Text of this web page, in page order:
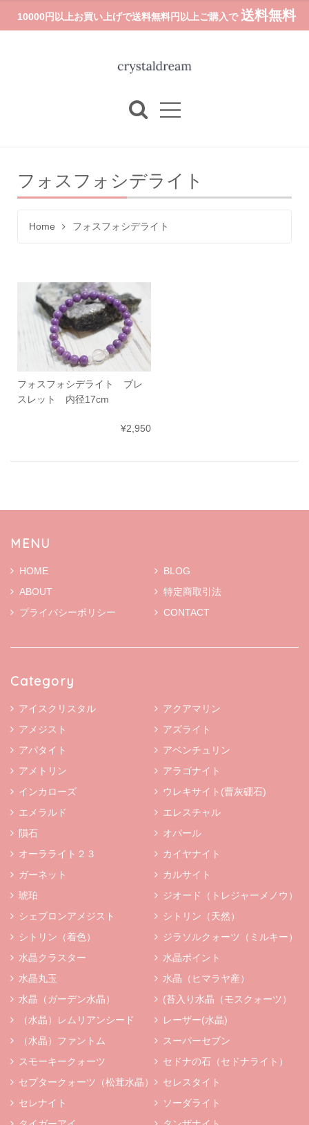
10000円以上お買い上げで送料無料円以上ご購入で 送料無料
フォスフォシデライト
Home フォスフォシデライト
フォスフォシデライト ブレ
スレット 内径17cm
¥2,950
MENU
HOME
BLOG
ABOUT
特定商取引法
プライバシーポリシー
CONTACT
Category
アイスクリスタル
アクアマリン
アメジスト
アズライト
アパタイト
アベンチュリン
アメトリン
アラゴナイト
インカローズ
ウレキサイト(曹灰硼石)
エメラルド
エレスチャル
隕石
オパール
オーラライト２３
カイヤナイト
ガーネット
カルサイト
琥珀
ジオード（トレジャーメノウ）
シェブロンアメジスト
シトリン（天然）
シトリン（着色）
ジラソルクォーツ（ミルキー）
水晶クラスター
水晶ポイント
水晶丸玉
水晶（ヒマラヤ産）
水晶（ガーデン水晶）
(苔入り水晶（モスクォーツ）
（水晶）レムリアンシード
レーザー(水晶)
（水晶）ファントム
スーパーセブン
スモーキークォーツ
セドナの石（セドナライト）
セプタークォーツ（松茸水晶）
セレスタイト
セレナイト
ソーダライト